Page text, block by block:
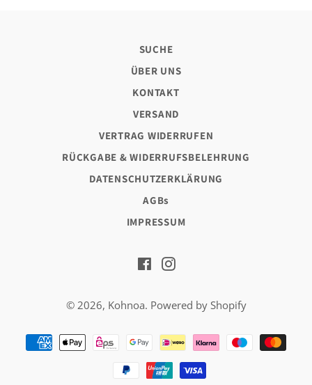
SUCHE
ÜBER UNS
KONTAKT
VERSAND
VERTRAG WIDERRUFEN
RÜCKGABE & WIDERRUFSBELEHRUNG
DATENSCHUTZERKLÄRUNG
AGBs
IMPRESSUM
FacebookInstagram
© 2026, Kohnoa. Powered by Shopify
Zahlungsarten